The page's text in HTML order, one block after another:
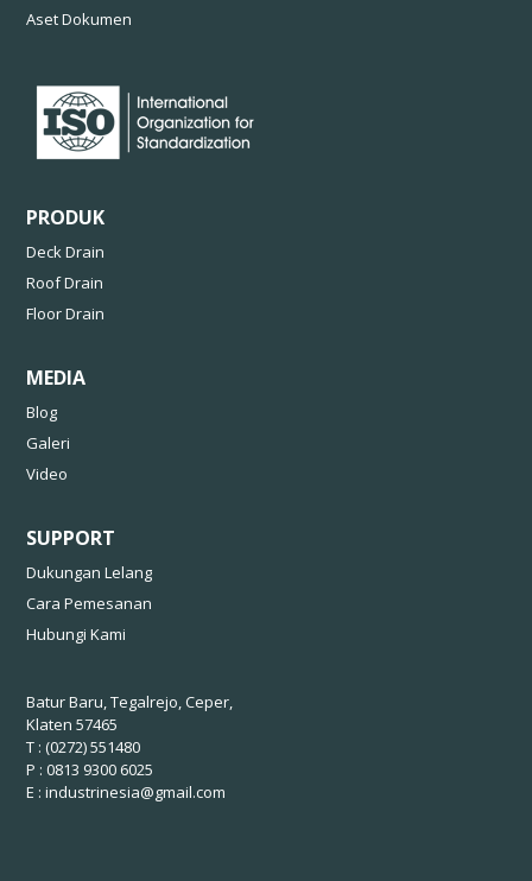
Aset Dokumen
PRODUK
Deck Drain
Roof Drain
Floor Drain
MEDIA
Blog
Galeri
Video
SUPPORT
Dukungan Lelang
Cara Pemesanan
Hubungi Kami
Batur Baru, Tegalrejo, Ceper,
Klaten 57465
T : (0272) 551480
P : 0813 9300 6025
E :industrinesia@gmail.com